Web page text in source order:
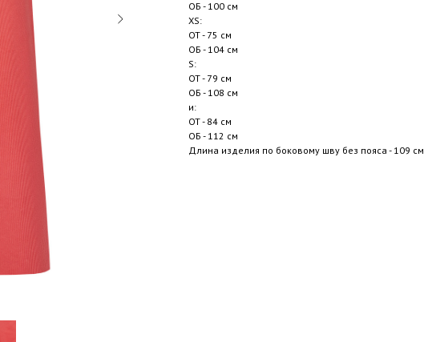
ОБ - 100 см
XS:
ОТ - 75 см
ОБ - 104 см
S:
ОТ - 79 см
ОБ - 108 см
и:
ОТ - 84 см
ОБ - 112 см
Длина изделия по боковому шву без пояса - 109 см